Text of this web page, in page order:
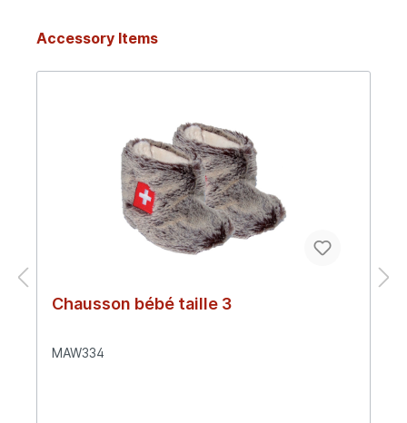
Accessory Items
Chausson bébé taille 3
MAW334